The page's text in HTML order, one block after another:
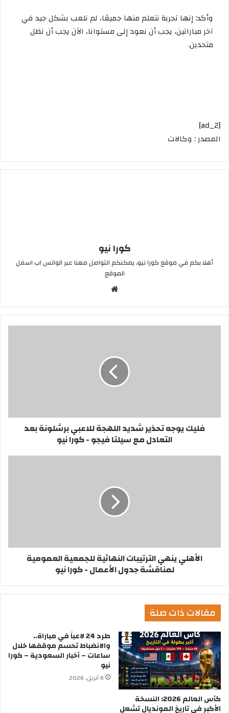
وأكد:إنهاتجربةنتعلممنهاجميعًا، لمنلعببشكلجيد في
آخرمباراتين، يجبأننعودإلىمستوانا، الآنيجبأننظل
متحدين.
[ad_2]
المصدر : وكالات
كورا نيو
أهلا بكم في موقع كورا نيو، يمكنكم التواصل معنا عبر الواتس اب اسفل
الموقع
فليك يوجه تحذير شديد اللهجة للاعبي برشلونة بعد
التعادل مع سيلتا فيجو - كورا نيو
الأهلي ينهي الترتيبات النهائية للجمعية العمومية
لمناقشة جدول الأعمال - كورا نيو
مقالات ذات صلة
كأس العالم 2026: النسخة
الأكبر في تاريخ المونديال تشعل
طرد 24 لاعباً في مباراة..
والانضباط تحسم موقفها خلال
ساعات – أخبار السعودية – كورا
نيو
6 أبريل، 2026